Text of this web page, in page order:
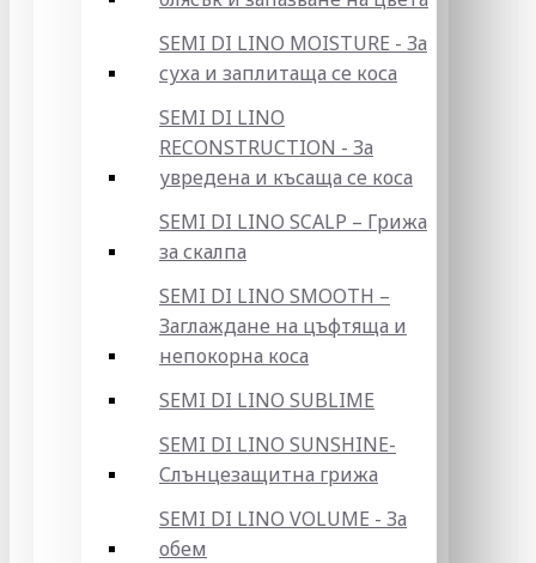
SEMI DI LINO MOISTURE - За
суха и заплитаща се коса
SEMI DI LINO
RECONSTRUCTION - За
увредена и късаща се коса
SEMI DI LINO SCALP – Грижа
за скалпа
SEMI DI LINO SMOOTH –
Заглаждане на цъфтяща и
непокорна коса
SEMI DI LINO SUBLIME
SEMI DI LINO SUNSHINE-
Слънцезащитна грижа
SEMI DI LINO VOLUME - За
обем